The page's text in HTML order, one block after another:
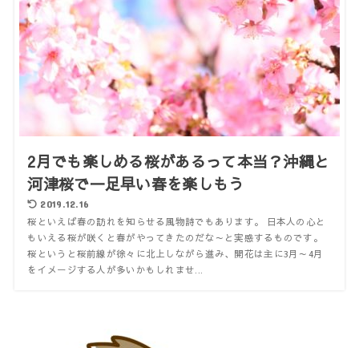
2月でも楽しめる桜があるって本当？沖縄と
河津桜で一足早い春を楽しもう
2019.12.16
桜といえば春の訪れを知らせる風物詩でもあります。 日本人の心と
もいえる桜が咲くと春がやってきたのだな～と実感するものです。
桜というと桜前線が徐々に北上しながら進み、開花は主に3月～4月
をイメージする人が多いかもしれませ...